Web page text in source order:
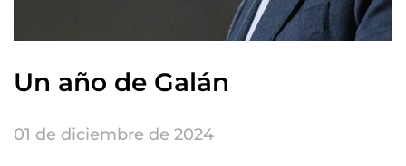
Un año de Galán
01 de diciembre de 2024